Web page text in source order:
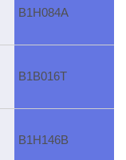
B1H084A
B1B016T
B1H146B